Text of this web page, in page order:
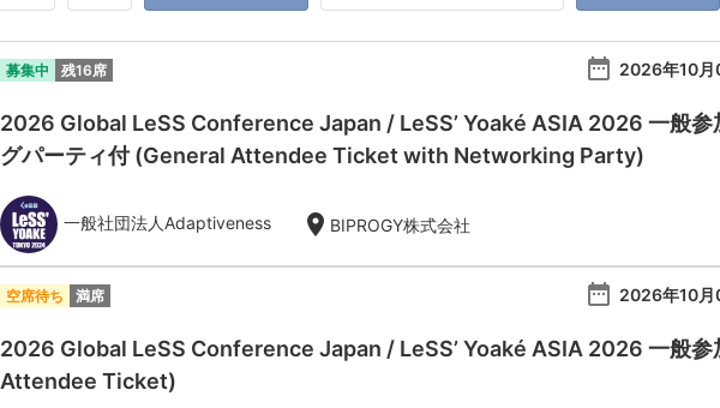
募集中 残16席 date_range 2026年10
2026 Global LeSS Conference Japan / LeSS’ Yoaké ASIA 2026 一般参
グパーティ付 (General Attendee Ticket with Networking Party)
一般社団法人Adaptiveness location_on BIPROGY株式会社
空席待ち 満席 date_range 2026年10
2026 Global LeSS Conference Japan / LeSS’ Yoaké ASIA 2026 一般
Attendee Ticket)